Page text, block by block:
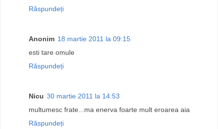
Răspundeți
Anonim 18 martie 2011 la 09:15
esti tare omule
Răspundeți
Nicu 30 martie 2011 la 14:53
multumesc frate...ma enerva foarte mult eroarea aia
Răspundeți